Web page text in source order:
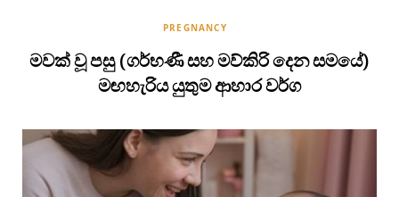
PREGNANCY
මවක් වූ පසු (ගර්භණී සහ මව්කිරි දෙන සමයේ)
මඟහැරිය යුතුම ආහාර වර්ග